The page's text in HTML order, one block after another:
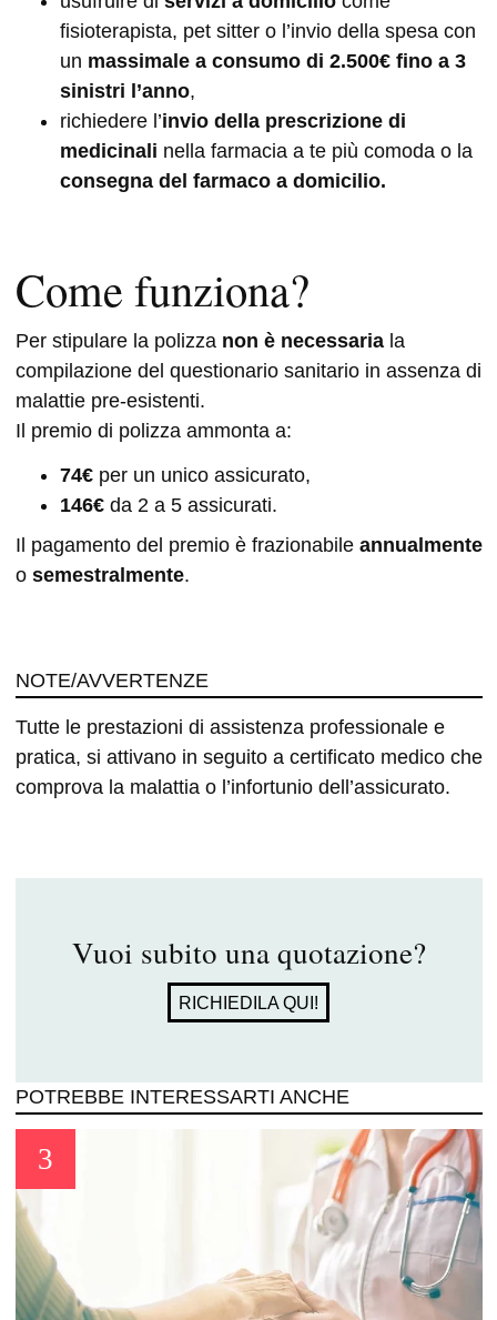
fisioterapista, pet sitter o l’invio della spesa con
un massimale a consumo di 2.500€ fino a 3
sinistri l’anno,
richiedere l’invio della prescrizione di
medicinali nella farmacia a te più comoda o la
consegna del farmaco a domicilio.
Come funziona?
Per stipulare la polizza non è necessariala
compilazione del questionario sanitario in assenza di
malattie pre-esistenti.
Il premio di polizza ammonta a:
74€per un unico assicurato,
146€da 2 a 5 assicurati.
Il pagamento del premio è frazionabile annualmente
o semestralmente.
NOTE/AVVERTENZE
Tutte le prestazioni di assistenza professionale e
pratica, si attivano in seguito a certificato medico che
comprova la malattia o l’infortunio dell’assicurato.
Vuoi subito una quotazione?
RICHIEDILA QUI!
POTREBBE INTERESSARTI ANCHE